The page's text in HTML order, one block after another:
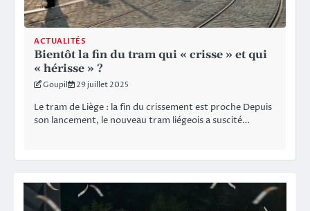
ACTUALITÉS
Bientôt la fin du tram qui « crisse » et qui
« hérisse » ?
Goupil 29 juillet 2025
Le tram de Liège : la fin du crissement est proche Depuis
son lancement, le nouveau tram liégeois a suscité…